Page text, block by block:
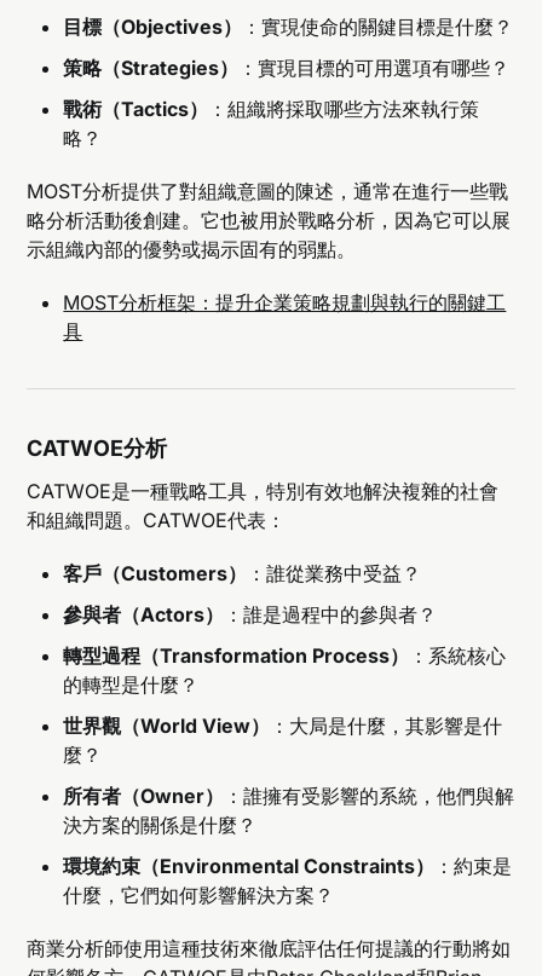
目標（Objectives）
：實現使命的關鍵目標是什麼？
策略（Strategies）
：實現目標的可用選項有哪些？
戰術（Tactics）
：組織將採取哪些方法來執行策
略？
MOST分析提供了對組織意圖的陳述，通常在進行一些戰
略分析活動後創建。它也被用於戰略分析，因為它可以展
示組織內部的優勢或揭示固有的弱點。
MOST分析框架：提升企業策略規劃與執行的關鍵工
具
CATWOE分析
CATWOE是一種戰略工具，特別有效地解決複雜的社會
和組織問題。CATWOE代表：
客戶（Customers）
：誰從業務中受益？
參與者（Actors）
：誰是過程中的參與者？
轉型過程（Transformation Process）
：系統核心
的轉型是什麼？
世界觀（World View）
：大局是什麼，其影響是什
麼？
所有者（Owner）
：誰擁有受影響的系統，他們與解
決方案的關係是什麼？
環境約束（Environmental Constraints）
：約束是
什麼，它們如何影響解決方案？
商業分析師使用這種技術來徹底評估任何提議的行動將如